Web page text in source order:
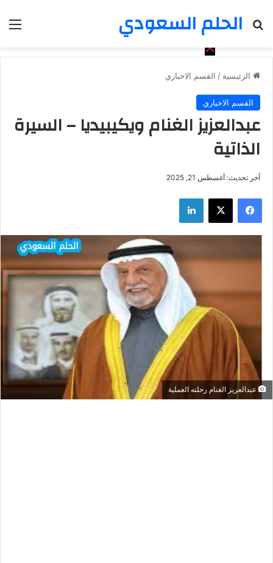
الحلم السعودي
بحث عن
الرئيسية / القسم الاخباري
القسم الاخباري
عبدالعزيز الغنام ويكيبيديا – السيرة
الذاتية
آخر تحديث: أغسطس 21, 2025
فيسبوك ‫X لينكدإن
عبدالعزيز الغنام رحلته العملية